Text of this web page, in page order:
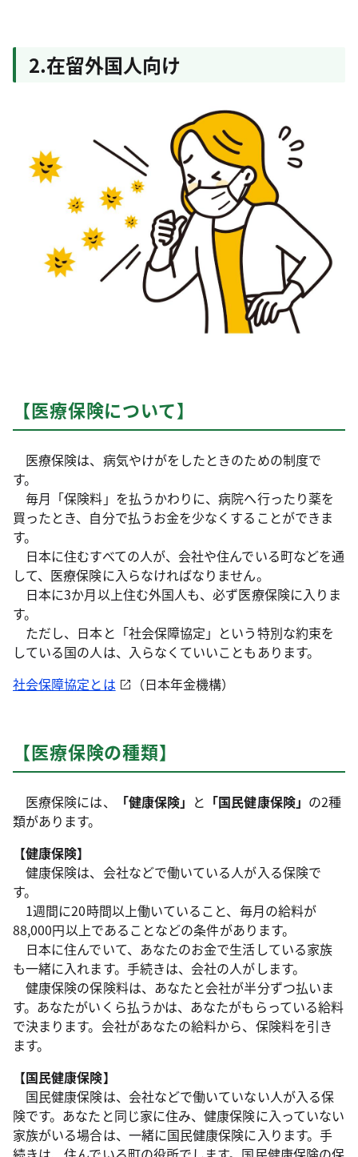
2.在留外国人向け
【医療保険について】
医療保険は、病気やけがをしたときのための制度で
す。
毎月「保険料」を払うかわりに、病院へ行ったり薬を
買ったとき、自分で払うお金を少なくすることができま
す。
日本に住むすべての人が、会社や住んでいる町などを通
して、医療保険に入らなければなりません。
日本に3か月以上住む外国人も、必ず医療保険に入りま
す。
ただし、日本と「社会保障協定」という特別な約束を
している国の人は、入らなくていいこともあります。
社会保障協定とは
（日本年金機構）
【医療保険の種類】
医療保険には、 「健康保険」 と 「国民健康保険」 の2種
類があります。
【健康保険】
健康保険は、会社などで働いている人が入る保険で
す。
1週間に20時間以上働いていること、毎月の給料が
88,000円以上であることなどの条件があります。
日本に住んでいて、あなたのお金で生活している家族
も一緒に入れます。手続きは、会社の人がします。
健康保険の保険料は、あなたと会社が半分ずつ払いま
す。あなたがいくら払うかは、あなたがもらっている給料
で決まります。会社があなたの給料から、保険料を引き
ます。
【国民健康保険】
国民健康保険は、会社などで働いていない人が入る保
険です。あなたと同じ家に住み、健康保険に入っていない
家族がいる場合は、一緒に国民健康保険に入ります。手